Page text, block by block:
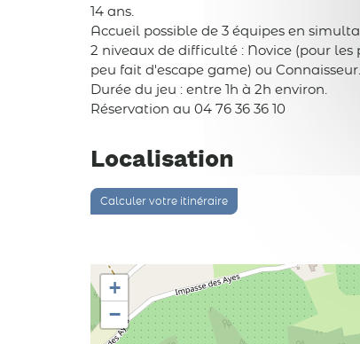
14 ans.
Accueil possible de 3 équipes en
2 niveaux de difficulté : Novice (pour les
peu fait d'escape game) ou Connaisseur.
Durée du jeu : entre 1h à 2h environ.
Réservation au 04 76 36 36 10
Localisation
Calculer votre itinéraire
+
−